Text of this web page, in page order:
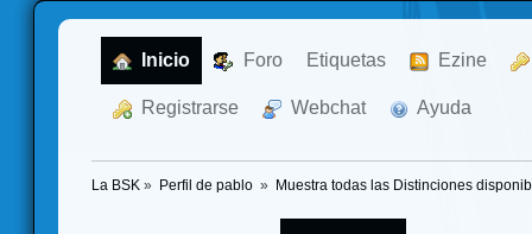
Inicio Foro Etiquetas Ezine
Registrarse Webchat Ayuda
La BSK » Perfil de pablo » Muestra todas las Distinciones